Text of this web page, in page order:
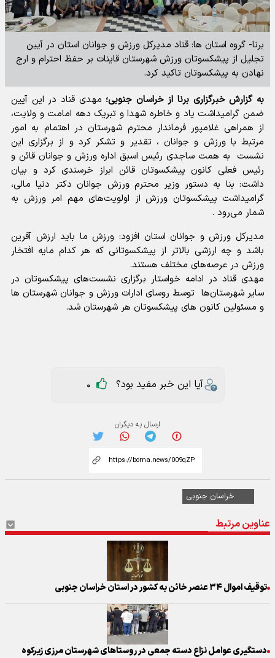
برنا- گروه استان ها: قناد مدیرکل ورزش و جوانان استان در آیین
تجلیل از پیشکسوتان ورزش شهرستان قاینات بر حفظ احترام و ارج
نهادن به پیشکسوتان تاکید کرد.
به گزارش خبرگزاری برنا از خراسان جنوبی؛ مهدی قناد در این آیین
ضمن گرامیداشت یاد و خاطره شهدا و تبریک دهه امامت و ولایت،
از همراهی غلامپور فرماندار محترم شهرستان در اهتمام به امور
مرتبط با ورزش و جوانان ، تقدیر و تشکر کرد و از برگزاری این
نشست به همت ساجدی رئیس اسبق اداره ورزش و جوانان قائن و
رئیس فعلی کانون پیشکسوتان قائن ابراز خرسندی کرد و بیان
داشت: بنا به دستور وزیر محترم ورزش جوانان دکتر دنیا مالی،
گرامیداشت پیشکسوتان ورزش از اولویت‌های مهم امر ورزش به
شمار می‌رود .
مدیرکل ورزش و جوانان استان افزود: ورزش ما باید ارزش آفرین
باشد و چه ارزشی بالاتر از پیشکسوتانی که هر کدام مایه افتخار
ورزش در عرصه‌های مختلف هستند.
مهدی قناد در ادامه خواستار برگزاری نشست‌های پیشکسوتان در
سایر شهرستان‌ها توسط روسای ادارات ورزش و جوانان شهرستان ها
و مسئولین کانون های پیشکسوتان هر شهرستان شد.
آیا این خبر مفید بود؟ 0
ارسال به دیگران
خراسان جنوبی
عناوین مرتبط
توقیف اموال ۳۴ عنصر خائن به کشور در استان خراسان جنوبی
دستگیری عوامل نزاع دسته جمعی در روستاهای شهرستان مرزی زيرکوه